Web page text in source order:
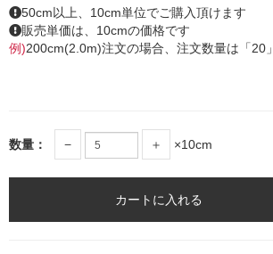
50cm以上、10cm単位でご購入頂けます
販売単価は、10cmの価格です
例)200cm(2.0m)注文の場合、注文数量は「20」
数量： − ＋ ×10cm